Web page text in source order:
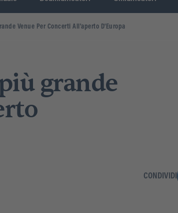
Venue Per Concerti All'aperto D'Europa
grande
CONDIVIDI